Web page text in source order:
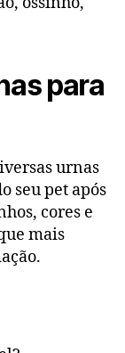
para
urnas
seu pet após
cores e
mais